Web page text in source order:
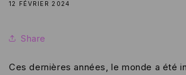
12 FÉVRIER 2024
Share
Ces dernières années, le monde a été